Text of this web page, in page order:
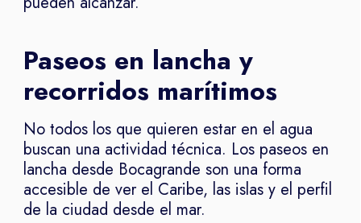
Paseos en lancha y
recorridos marítimos
No todos los que quieren estar en el agua
buscan una actividad técnica. Los paseos en
lancha desde Bocagrande son una forma
accesible de ver el Caribe, las islas y el perfil
de la ciudad desde el mar.